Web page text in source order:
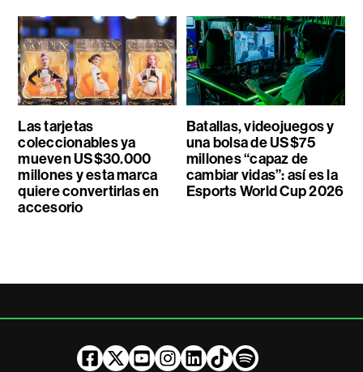
Las tarjetas
coleccionables ya
mueven US$30.000
millones y esta marca
quiere convertirlas en
accesorio
Batallas, videojuegos y
una bolsa de US$75
millones “capaz de
cambiar vidas”: así es la
Esports World Cup 2026